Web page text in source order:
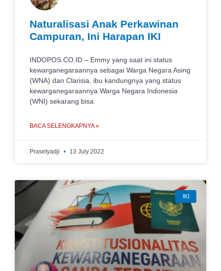
Naturalisasi Anak Perkawinan
Campuran, Ini Harapan IKI
INDOPOS.CO.ID – Emmy yang saat ini status
kewarganegaraannya sebagai Warga Negara Asing
(WNA) dan Clarisia, ibu kandungnya yang status
kewarganegaraannya Warga Negara Indonesia
(WNI) sekarang bisa
BACA SELENGKAPNYA »
Prasetyadji 13 July 2022
IKI